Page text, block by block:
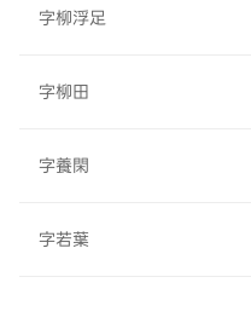
字柳浮足
字柳田
字養閑
字若葉